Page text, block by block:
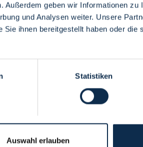
geben wir Informationen zu
und Analysen weiter. Unsere
ihnen bereitgestellt haben oder die
Statistiken
Auswahl erlauben
Menü